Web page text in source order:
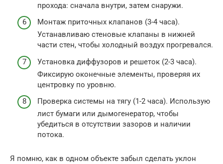
прохода: сначала внутри, затем снаружи.
Монтаж приточных клапанов (3-4 часа).
Устанавливаю стеновые клапаны в нижней
части стен, чтобы холодный воздух прогревался.
Установка диффузоров и решеток (2-3 часа).
Фиксирую оконечные элементы, проверяя их
центровку по уровню.
Проверка системы на тягу (1-2 часа). Использую
лист бумаги или дымогенератор, чтобы
убедиться в отсутствии зазоров и наличии
потока.
Я помню, как в одном объекте забыл сделать уклон